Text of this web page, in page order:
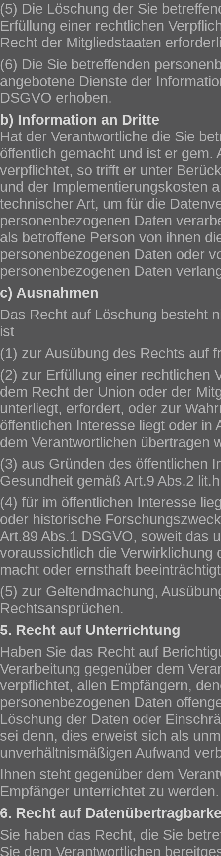
(5) Die Löschung der Sie
Erfüllung einer rechtlichen
Recht der Mitgliedstaaten
(6) Die Sie betreffenden
angebotene Dienste der
DSGVO erhoben.
b) Information an Dritte
Hat der Verantwortliche die Sie
öffentlich gemacht und ist er
verpflichtet, so trifft er unter
und der Implementierungskosten
technischer Art, um für die
personenbezogenen Daten
als betroffene Person von ihnen
personenbezogenen Daten oder
personenbezogenen Daten
c) Ausnahmen
Das Recht auf Löschung besteht
ist
(1) zur Ausübung des Rechts auf
(2) zur Erfüllung einer rechtlichen
dem Recht der Union oder der
unterliegt, erfordert, oder zur
öffentlichen Interesse liegt oder in
dem Verantwortlichen übertragen
(3) aus Gründen des öffentlichen
Gesundheit gemäß Art.9 Abs.2
(4) für im öffentlichen Interesse
oder historische
Art.89 Abs.1 DSGVO, soweit das
voraussichtlich die Verwirklichung
macht oder ernsthaft
(5) zur Geltendmachung,
Rechtsansprüchen.
5. Recht auf Unterrichtung
Haben Sie das Recht auf
Verarbeitung gegenüber dem
verpflichtet, allen Empfängern,
personenbezogenen Daten
Löschung der Daten oder
sei denn, dies erweist sich als
unverhältnismäßigen Aufwand
Ihnen steht gegenüber dem
Empfänger unterrichtet zu werden.
6. Recht auf
Sie haben das Recht, die Sie
Sie dem Verantwortlichen